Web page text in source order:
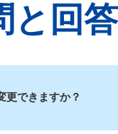
と回答
更できますか？